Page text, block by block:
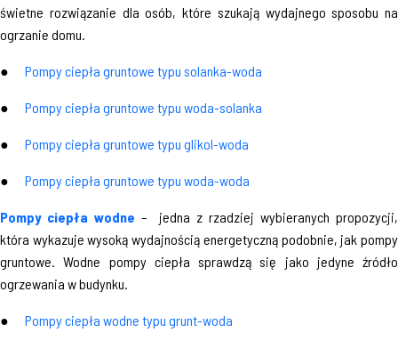
świetne rozwiązanie dla osób, które szukają wydajnego sposobu na
ogrzanie domu.
● Pompy ciepła gruntowe typu solanka-woda
● Pompy ciepła gruntowe typu woda-solanka
● Pompy ciepła gruntowe typu glikol-woda
● Pompy ciepła gruntowe typu woda-woda
Pompy ciepła wodne – jedna z rzadziej wybieranych propozycji,
która wykazuje wysoką wydajnością energetyczną podobnie, jak pompy
gruntowe. Wodne pompy ciepła sprawdzą się jako jedyne źródło
ogrzewania w budynku.
● Pompy ciepła wodne typu grunt-woda